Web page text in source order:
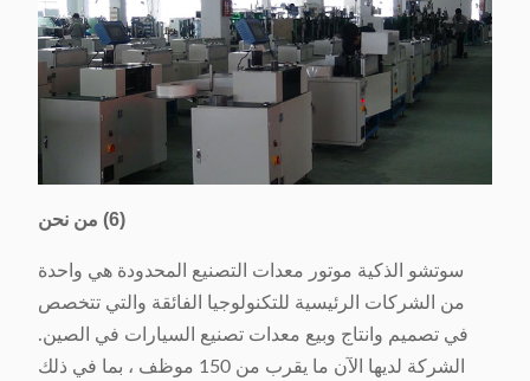
(6) من نحن
سوتشو الذكية موتور معدات التصنيع المحدودة هي واحدة
من الشركات الرئيسية للتكنولوجيا الفائقة والتي تتخصص
في تصميم وانتاج وبيع معدات تصنيع السيارات في الصين.
الشركة لديها الآن ما يقرب من 150 موظف ، بما في ذلك